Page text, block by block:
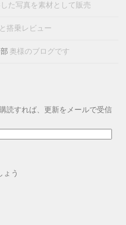
した写真を素材として販売
搭乗レビュー
奥様のブログです
読すれば、更新をメールで受信
ょう